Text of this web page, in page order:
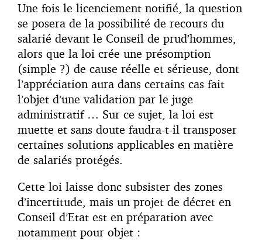
Une fois le licenciement notifié, la question
se posera de la possibilité de recours du
salarié devant le Conseil de prud’hommes,
alors que la loi crée une présomption
(simple ?) de cause réelle et sérieuse, dont
l’appréciation aura dans certains cas fait
l’objet d’une validation par le juge
administratif … Sur ce sujet, la loi est
muette et sans doute faudra-t-il transposer
certaines solutions applicables en matière
de salariés protégés.
Cette loi laisse donc subsister des zones
d’incertitude, mais un projet de décret en
Conseil d’Etat est en préparation avec
notamment pour objet :